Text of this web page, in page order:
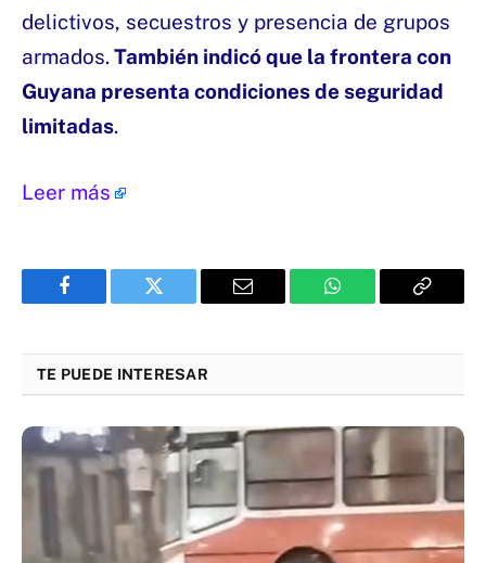
delictivos, secuestros y presencia de grupos
armados.También indicó que la frontera con
Guyana presenta condiciones de seguridad
limitadas.
Leer más
Facebook Twitter Email WhatsApp Copy
TE PUEDE INTERESAR